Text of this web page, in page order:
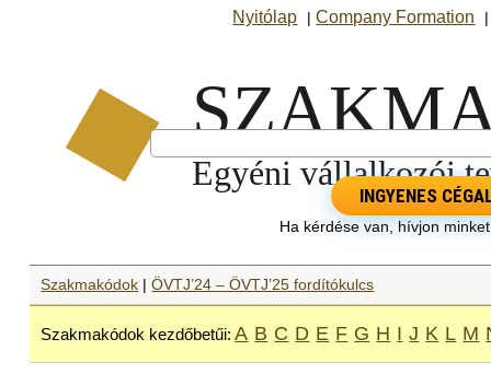
Nyitólap |Company Formation
INGYENES
Ha kérdése van, hívjon
Szakmakódok |ÖVTJ’24 – ÖVTJ’25 fordítókulcs
Szakmakódok kezdőbetűi: A B C D E F G H I J K L M